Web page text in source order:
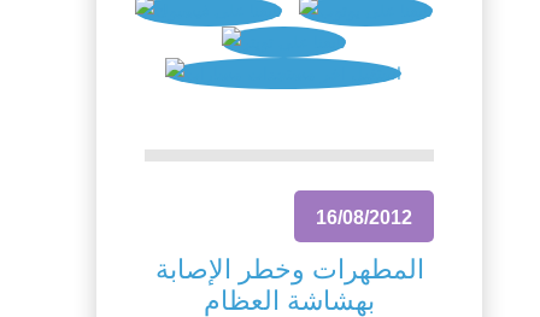
16/08/2012
المطهرات وخطر الإصابة
بهشاشة العظام